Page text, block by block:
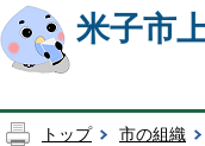
米子市
トップ 市の組織